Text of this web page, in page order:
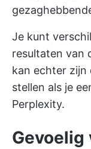
Je kunt
resultaten van
kan echter zijn
stellen als je
Perplexity.
Gevoelig